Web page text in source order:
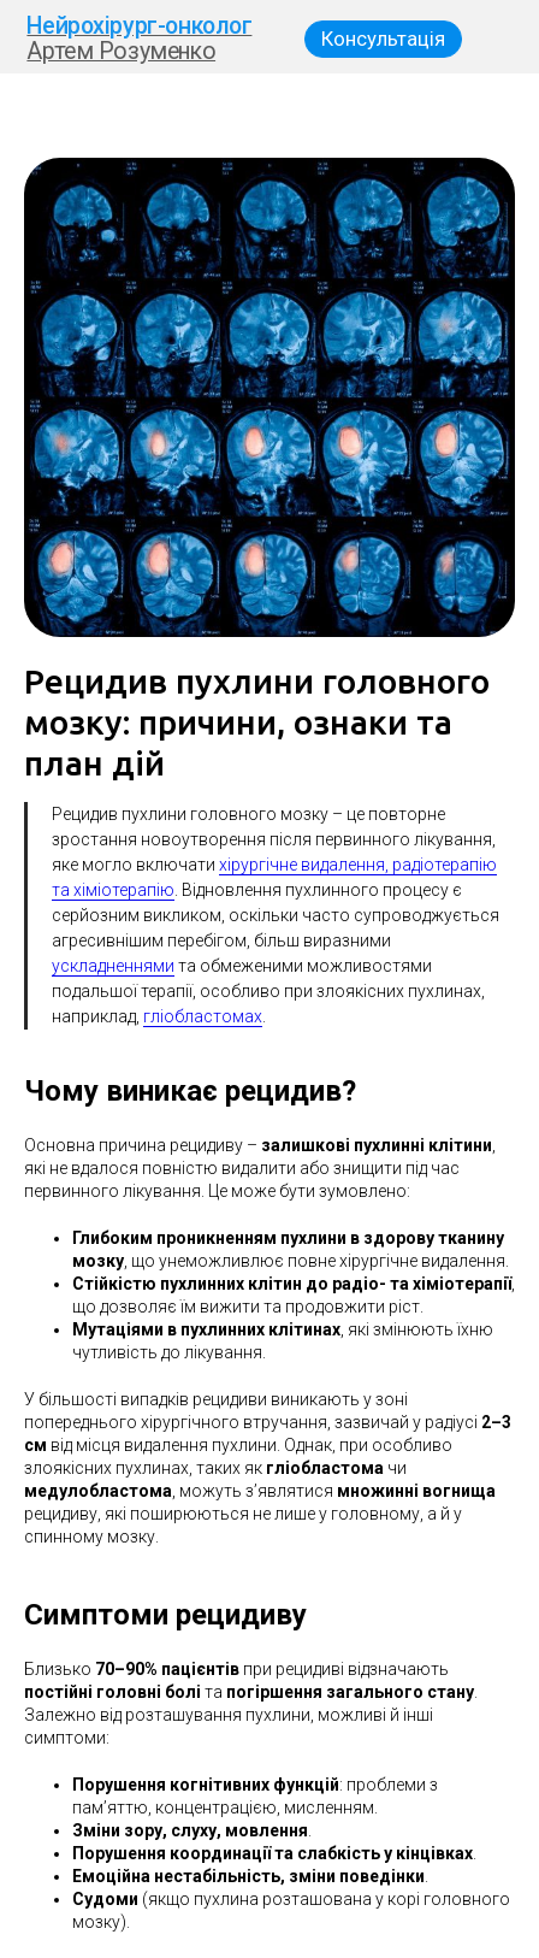
Нейрохірург-онколог
Артем Розуменко Консультація
Рецидив пухлини головного
мозку: причини, ознаки та
план дій
Рецидив пухлини головного мозку – це повторне
зростання новоутворення після первинного лікування,
яке могло включати хірургічне видалення, радіотерапію
та хіміотерапію . Відновлення пухлинного процесу є
серйозним викликом, оскільки часто супроводжується
агресивнішим перебігом, більш виразними
ускладненнями та обмеженими можливостями
подальшої терапії, особливо при злоякісних пухлинах,
наприклад, гліобластомах
Чому виникає рецидив?
Основна причина рецидиву – залишкові пухлинні клітини
які не вдалося повністю видалити або знищити під час
первинного лікування. Це може бути зумовлено:
Глибоким проникненням пухлини в здорову тканину
мозку , що унеможливлює повне хірургічне видалення.
Стійкістю пухлинних клітин до радіо- та хіміотерапії,
що дозволяє їм вижити та продовжити ріст.
Мутаціями в пухлинних клітинах , які змінюють їхню
чутливість до лікування.
У більшості випадків рецидиви виникають у зоні
попереднього хірургічного втручання, зазвичай у радіусі 2–3
см від місця видалення пухлини. Однак, при особливо
злоякісних пухлинах, таких як гліобластома чи
медулобластома , можуть з’являтися множинні вогнища
рецидиву, які поширюються не лише у головному, а й у
спинному мозку.
Симптоми рецидиву
Близько 70–90% пацієнтів при рецидиві відзначають
постійні головні болі та погіршення загального стану
Залежно від розташування пухлини, можливі й інші
симптоми:
Порушення когнітивних функцій: проблеми з
пам’яттю, концентрацією, мисленням.
Зміни зору, слуху, мовлення
Порушення координації та слабкість у кінцівках
Емоційна нестабільність, зміни поведінки
Судоми (якщо пухлина розташована у корі головного
мозку).